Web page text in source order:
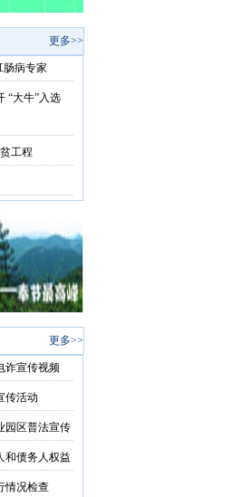
更多>>
肠病专家
“大牛”入选
工程
更多>>
诈宣传视频
传活动
园区普法宣传
和债务人权益
情况检查